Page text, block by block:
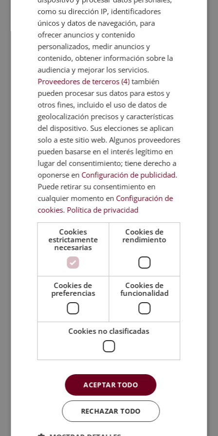
Máster Experto en Smart Cities (Ciudades
Inteligentes) – Diploma Autentificado por
Notario Europeo –
1.920,00€ El
precio
original
era:
1.920,00€.
480,00€El
precio
actual
es:
480,00€.
Certificación experto en Ecoeficiencia y
1.920,00€ El
original
era:
1.920,00€.
480,00€El
actual
es:
como su dirección IP, identificadores
únicos y datos de navegación, para
ofrecer anuncios y contenido
personalizados, medir anuncios y
contenido, obtener información sobre la
audiencia y mejorar los servicios.
Proveedores de terceros (4) también
pueden procesar sus datos para estos y
otros fines, incluido el uso de datos de
geolocalización precisos y características
del dispositivo. Sus elecciones se aplican
solo a este sitio web. Algunos proveedores
pueden basarse en el interés legítimo en
lugar del consentimiento; tiene derecho a
oponerse en Configuración de publicidad.
Puede retirar su consentimiento en
cualquier momento en Configuración de
cookies. Política de privacidad
Cookies
estrictamente
necesarias
Cookies de
rendimiento
Cookies de
preferencias
Cookies de
funcionalidad
Cookies no clasificadas
ACEPTAR TODO
RECHAZAR TODO